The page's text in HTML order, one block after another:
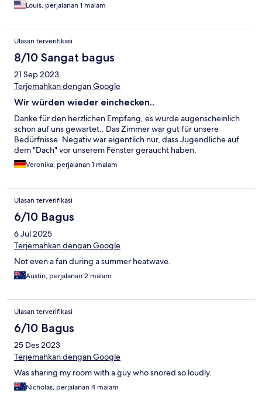
Louis, perjalanan 1 malam
Ulasan terverifikasi
8/10 Sangat bagus
21 Sep 2023
Terjemahkan dengan Google
Wir würden wieder einchecken..
Danke für den herzlichen Empfang, es wurde augenscheinlich
schon auf uns gewartet.. Das Zimmer war gut für unsere
Bedürfnisse. Negativ war eigentlich nur, dass Jugendliche auf
dem "Dach" vor unserem Fenster geraucht haben.
Veronika, perjalanan 1 malam
Ulasan terverifikasi
6/10 Bagus
6 Jul 2025
Terjemahkan dengan Google
Not even a fan during a summer heatwave.
Austin, perjalanan 2 malam
Ulasan terverifikasi
6/10 Bagus
25 Des 2023
Terjemahkan dengan Google
Was sharing my room with a guy who snored so loudly.
Nicholas, perjalanan 4 malam